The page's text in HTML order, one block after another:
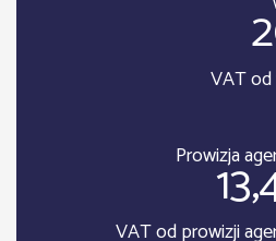
VAT
Prowizja
VAT od prowizji